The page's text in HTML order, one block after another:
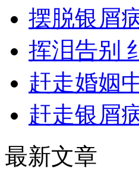
摆脱银屑
挥泪告别
赶走婚姻
赶走银屑
最新文章